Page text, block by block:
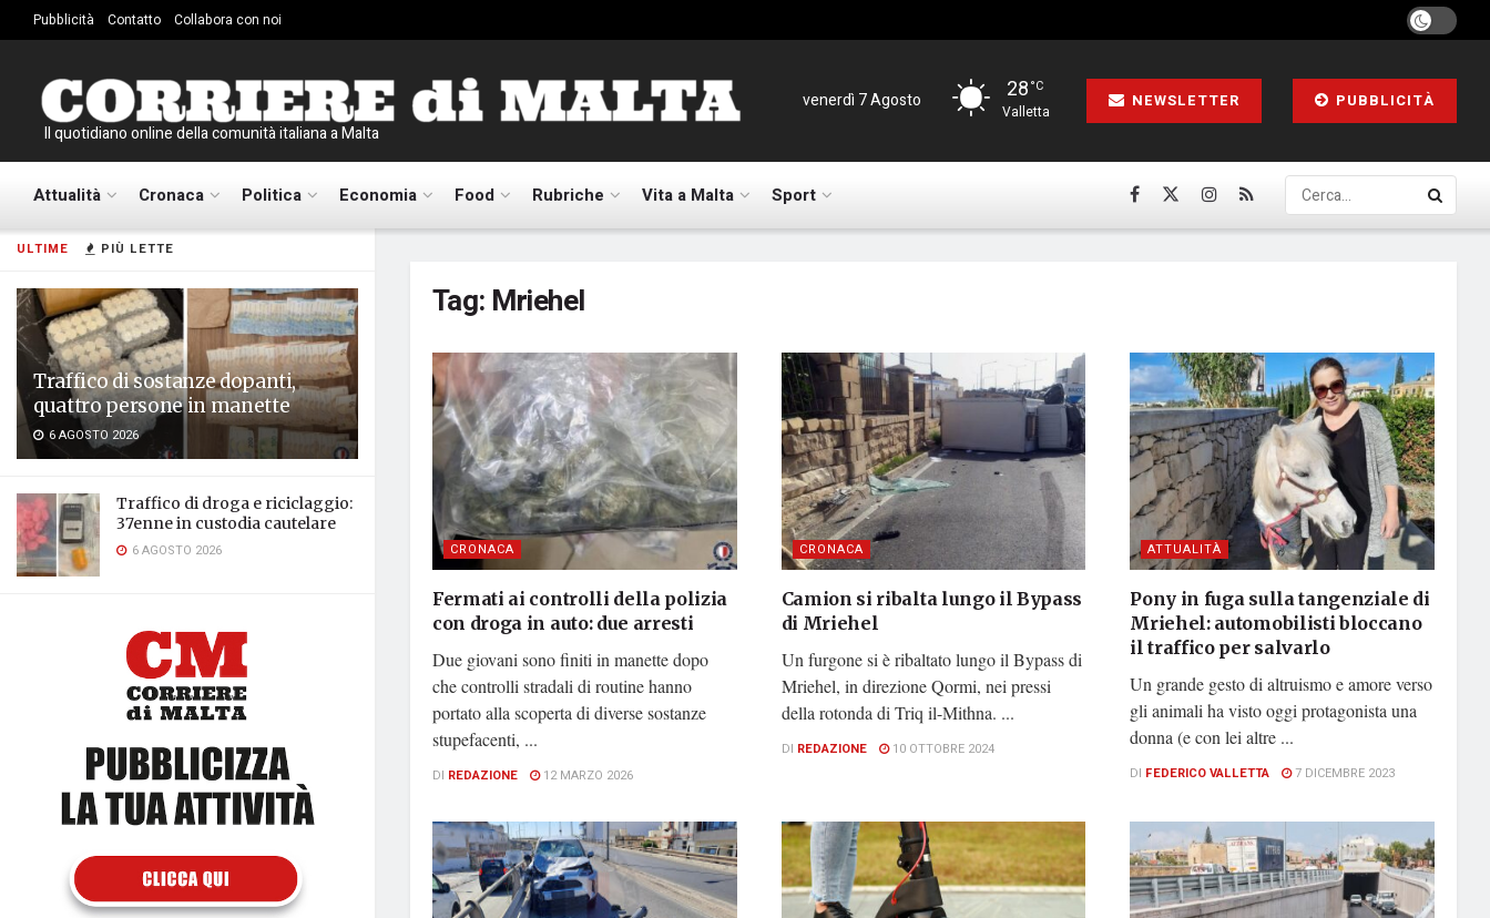
ULTIME PIÙ LETTE
Traffico di sostanze dopanti,
quattro persone in manette
6 AGOSTO 2026
Traffico di droga e riciclaggio:
37enne in custodia cautelare
6 AGOSTO 2026
Pubblicità Contatto Collabora con noi
Il quotidiano online della comunità italiana a Malta
venerdì 7 Agosto 28°C
Valletta
NEWSLETTER PUBBLICITÀ
Attualità Cronaca Politica Economia Food Rubriche Vita a Malta Sport
Tag: Mriehel
CRONACA
Fermati ai controlli della polizia
con droga in auto: due arresti
Due giovani sono finiti in manette dopo
che controlli stradali di routine hanno
portato alla scoperta di diverse sostanze
stupefacenti, ...
DI REDAZIONE 12 MARZO 2026
CRONACA
Camion si ribalta lungo il Bypass
di Mriehel
Un furgone si è ribaltato lungo il Bypass di
Mriehel, in direzione Qormi, nei pressi
della rotonda di Triq il-Mithna. ...
DI REDAZIONE 10 OTTOBRE 2024
ATTUALITÀ
Pony in fuga sulla tangenziale di
Mriehel: automobilisti bloccano
il traffico per salvarlo
Un grande gesto di altruismo e amore verso
gli animali ha visto oggi protagonista una
donna (e con lei altre ...
DI FEDERICO VALLETTA 7 DICEMBRE 2023